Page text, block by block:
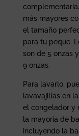
más mayores
el tamaño
para tu peque.
son de 5 onzas
9 onzas.
Para lavarlo,
lavavajillas en
el congelador y
la mayoría de
incluyendo la